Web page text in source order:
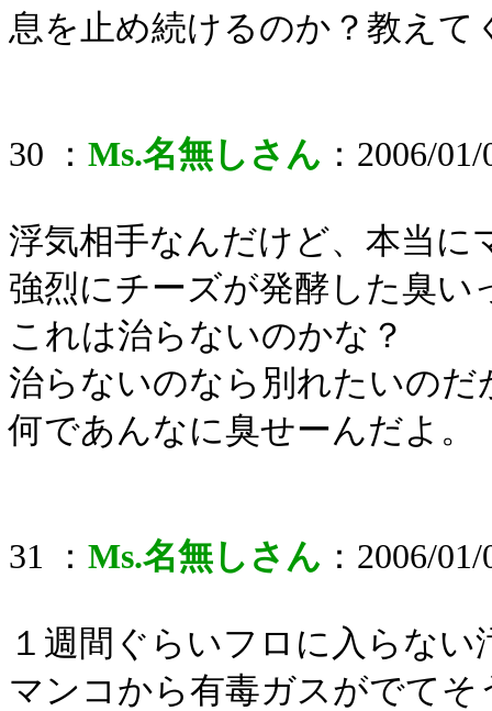
息を止め続けるのか？教えて
30 ： Ms.名無しさん ：2006/
浮気相手なんだけど、本当に
強烈にチーズが発酵した臭い
これは治らないのかな？
治らないのなら別れたいの
何であんなに臭せーんだよ。
31 ： Ms.名無しさん ：2006/
１週間ぐらいフロに入らな
マンコから有毒ガスがでてそ